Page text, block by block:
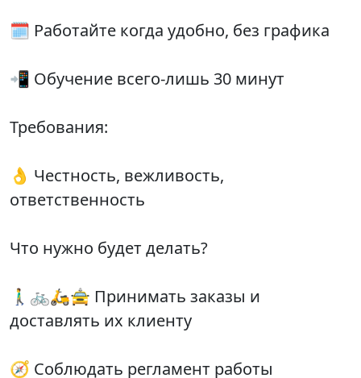
🗓 Работайте когда удобно, без графика
📲 Обучение всего-лишь 30 минут
Требования:
👌 Честность, вежливость,
ответственность
Что нужно будет делать?
🚶‍♂️🚲🛵🚖 Принимать заказы и
доставлять их клиенту
🧭 Соблюдать регламент работы